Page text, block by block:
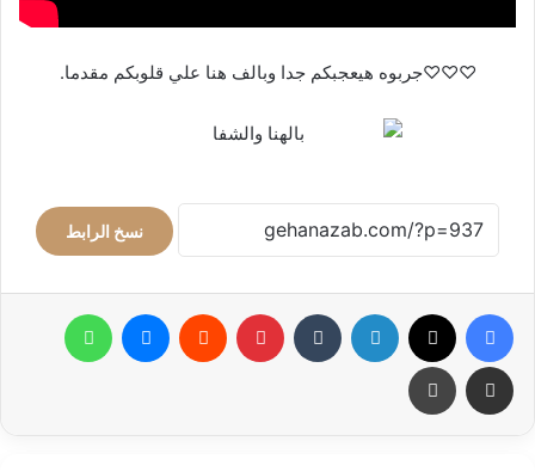
♡♡♡جربوه هيعجبكم جدا وبالف هنا علي قلوبكم مقدما.
نسخ الرابط
فيسبوك لينكدإن بينتيريست ماسنجر
مشاركة عبر البريد طباعة